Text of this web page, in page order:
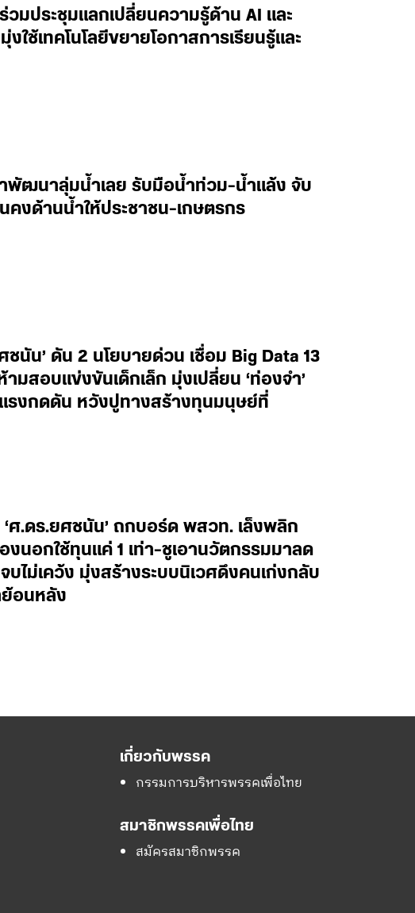
มประชุมแลกเปลี่ยนความรู้ด้าน AI และ
ใช้เทคโนโลยีขยายโอกาสการเรียนรู้และ
าพัฒนาลุ่มน้ำเลย รับมือน้ำท่วม-น้ำแล้ง จับ
งด้านน้ำให้ประชาชน-เกษตรกร
น’ ดัน 2 นโยบายด่วน เชื่อม Big Data 13
สอบแข่งขันเด็กเล็ก มุ่งเปลี่ยน ‘ท่องจำ’
แรงกดดัน หวังปูทางสร้างทุนมนุษย์ที่
.ดร.ยศชนัน’ ถกบอร์ด พสวท. เล็งพลิก
งนอกใช้ทุนแค่ 1 เท่า-ชูเอานวัตกรรมมาลด
ไม่เคว้ง มุ่งสร้างระบบนิเวศดึงคนเก่งกลับ
ย้อนหลัง
เกี่ยวกับพรรค
กรรมการบริหารพรรคเพื่อไทย
สมาชิกพรรคเพื่อไทย
สมัครสมาชิกพรรค